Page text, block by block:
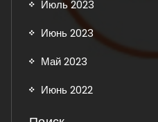
Июль 2023
Июнь 2023
Май 2023
Июнь 2022